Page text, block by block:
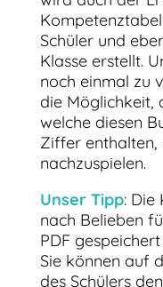
Schüler und
Klasse erstellt.
noch einmal zu
die Möglichkeit,
welche diesen
Ziffer enthalten,
nachzuspielen.
Unser Tipp: Die
nach Belieben
PDF
Sie können auf
des Schülers